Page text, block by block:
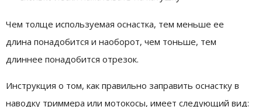
Чем толще используемая оснастка, тем меньше ее
длина понадобится и наоборот, чем тоньше, тем
длиннее понадобится отрезок.
Инструкция о том, как правильно заправить оснастку в
наводку триммера или мотокосы, имеет следующий вид: